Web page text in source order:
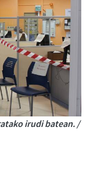
irudi batean. /